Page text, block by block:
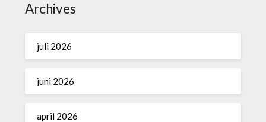
Archives
juli 2026
juni 2026
april 2026